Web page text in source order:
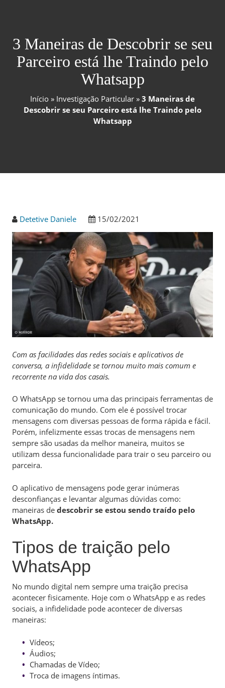
3 Maneiras de Descobrir se seu
Parceiro está lhe Traindo pelo
Whatsapp
Início » Investigação Particular » 3 Maneiras de
Descobrir se seu Parceiro está lhe Traindo pelo
Whatsapp
Detetive Daniele 15/02/2021
Com as facilidades das redes sociais e aplicativos de
conversa, a infidelidade se tornou muito mais comum e
recorrente na vida dos casais.
O WhatsApp se tornou uma das principais ferramentas de
comunicação do mundo. Com ele é possível trocar
mensagens com diversas pessoas de forma rápida e fácil.
Porém, infelizmente essas trocas de mensagens nem
sempre são usadas da melhor maneira, muitos se
utilizam dessa funcionalidade para trair o seu parceiro ou
parceira.
O aplicativo de mensagens pode gerar inúmeras
desconfianças e levantar algumas dúvidas como:
maneiras de descobrir se estou sendo traído pelo
WhatsApp.
Tipos de traição pelo
WhatsApp
No mundo digital nem sempre uma traição precisa
acontecer fisicamente. Hoje com o WhatsApp e as redes
sociais, a infidelidade pode acontecer de diversas
maneiras:
Vídeos;
Áudios;
Chamadas de Vídeo;
Troca de imagens íntimas.